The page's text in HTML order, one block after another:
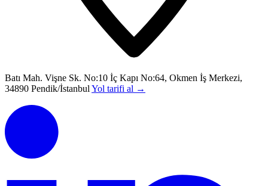
Batı Mah. Vişne Sk. No:10 İç Kapı No:64, Okmen İş Merkezi,
34890 Pendik/İstanbul Yol tarifi al →